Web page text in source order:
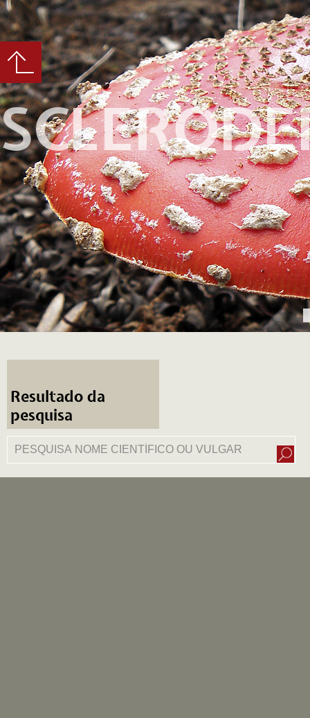
Resultado da
pesquisa